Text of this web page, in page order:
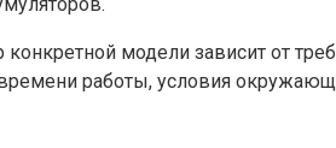
модели зависит от
работы, условия